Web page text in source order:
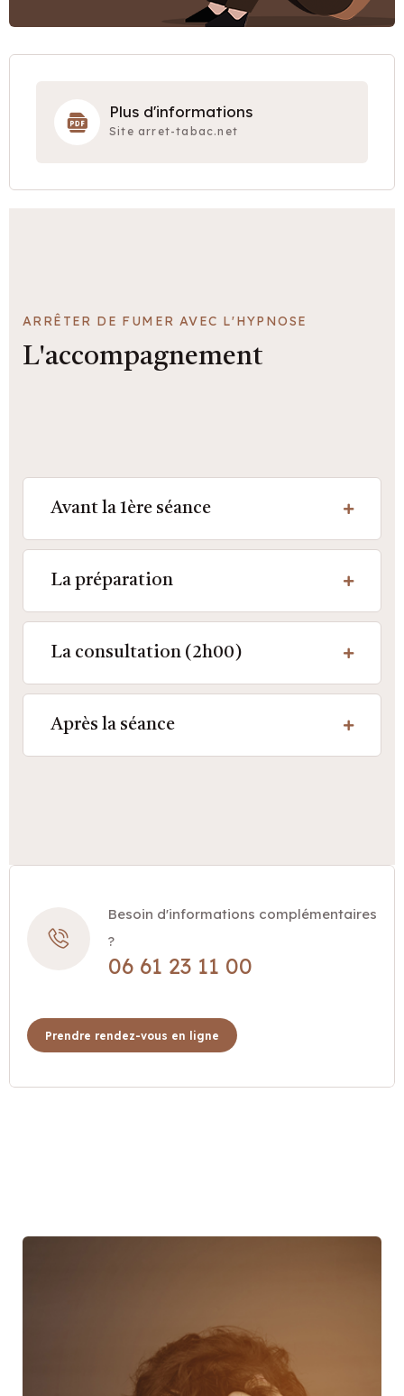
Plus d'informations
Site arret-tabac.net
ARRÊTER DE FUMER AVEC L'HYPNOSE
L'accompagnement
Avant la 1ère séance
La préparation
La consultation (2h00)
Après la séance
Besoin d'informations complémentaires
?
06 61 23 11 00
Prendre rendez-vous en ligne